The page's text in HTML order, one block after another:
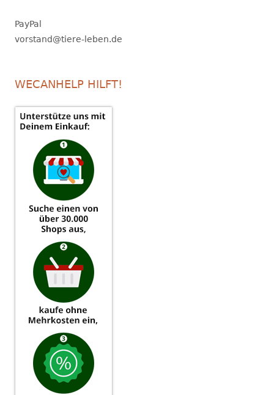
PayPal
vorstand@tiere-leben.de
WECANHELP HILFT!